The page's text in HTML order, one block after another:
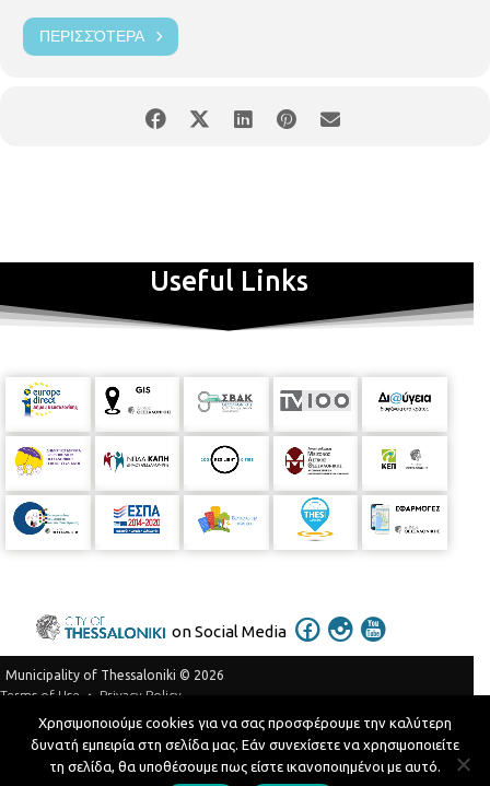
ΠΕΡΙΣΣΌΤΕΡΑ
Useful Links
on Social Media
Municipality of Thessaloniki © 2026
Terms of Use
Privacy Policy
Telephone Catalog
Developed byMyCompany Projects
Χρησιμοποιούμε cookies για να σας προσφέρουμε την καλύτερη
δυνατή εμπειρία στη σελίδα μας. Εάν συνεχίσετε να χρησιμοποιείτε
τη σελίδα, θα υποθέσουμε πως είστε ικανοποιημένοι με αυτό.